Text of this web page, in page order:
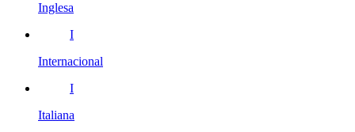
Inglesa
I
Internacional
I
Italiana